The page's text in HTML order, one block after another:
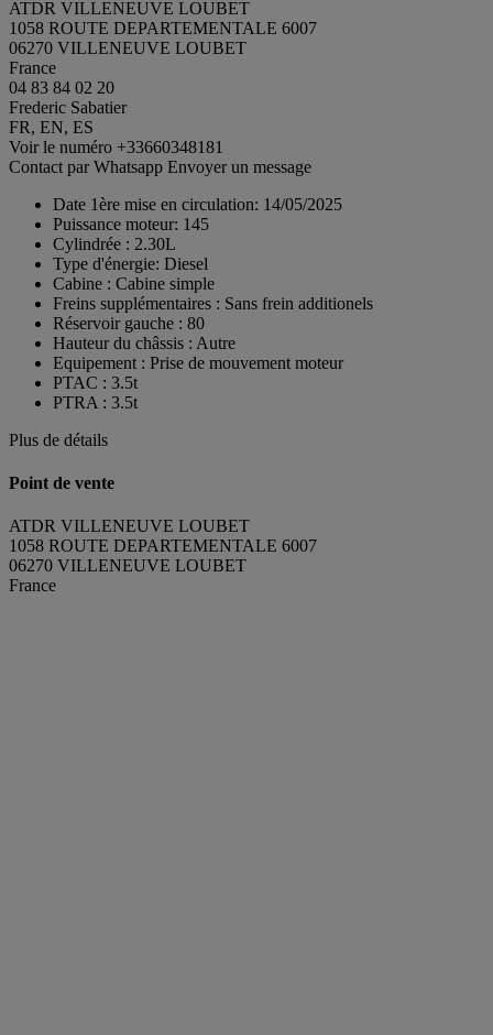
ATDR VILLENEUVE LOUBET
1058 ROUTE DEPARTEMENTALE 6007
06270 VILLENEUVE LOUBET
France
04 83 84 02 20
Frederic Sabatier
FR, EN, ES
Voir le numéro +33660348181
Contact par Whatsapp Envoyer un message
Date 1ère mise en circulation: 14/05/2025
Puissance moteur: 145
Cylindrée : 2.30L
Type d'énergie: Diesel
Cabine : Cabine simple
Freins supplémentaires : Sans frein additionels
Réservoir gauche : 80
Hauteur du châssis : Autre
Equipement : Prise de mouvement moteur
PTAC : 3.5t
PTRA : 3.5t
Plus de détails
Point de vente
ATDR VILLENEUVE LOUBET
1058 ROUTE DEPARTEMENTALE 6007
06270 VILLENEUVE LOUBET
France